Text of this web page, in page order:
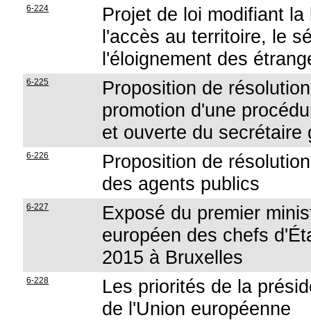
6-224
Projet de loi modifiant
l'accès au territoire, le
l'éloignement des
6-225
Proposition de
promotion d'une
et ouverte du secrétaire
6-226
Proposition de
des agents publics
6-227
Exposé du premier
européen des chefs
2015 à Bruxelles
6-228
Les priorités de la
de l'Union européenne